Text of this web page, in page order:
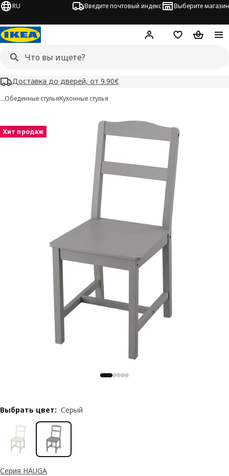
RU Введите почтовый индекс Выберите магазин
Hej! ВойтиСписокКорзина
Доставка до дверей, от 9.90€
…Обеденные стульяКухонные стулья
Хит продаж
Серия HAUGA
Выбрать цвет: Серый